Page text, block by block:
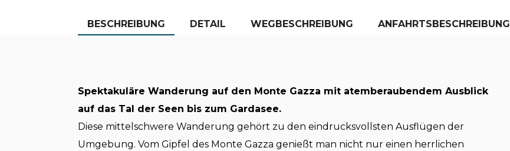
BESCHREIBUNG DETAIL WEGBESCHREIBUNG ANFAHRTSBESCHREIBUNG
Spektakuläre Wanderung auf den Monte Gazza mit atemberaubendem Ausblick
auf das Tal der Seen bis zum Gardasee.
Diese mittelschwere Wanderung gehört zu den eindrucksvollsten Ausflügen der
Umgebung. Vom Gipfel des Monte Gazza genießt man nicht nur einen herrlichen